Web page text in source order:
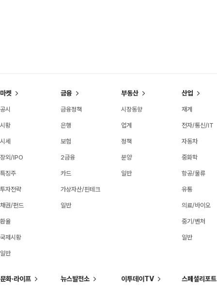
마켓
공시
시황
시세
장외/IPO
특징주
투자전략
채권/펀드
환율
국제시황
일반
금융
금융정책
은행
보험
2금융
카드
가상자산/핀테크
일반
부동산
시장동향
업계
정책
분양
일반
산업
재계
전자/통신/IT
자동차
중화학
항공/물류
유통
의료/바이오
중기/벤처
일반
문화·라이프 뉴스발전소 이투데이TV 스페셜리포트